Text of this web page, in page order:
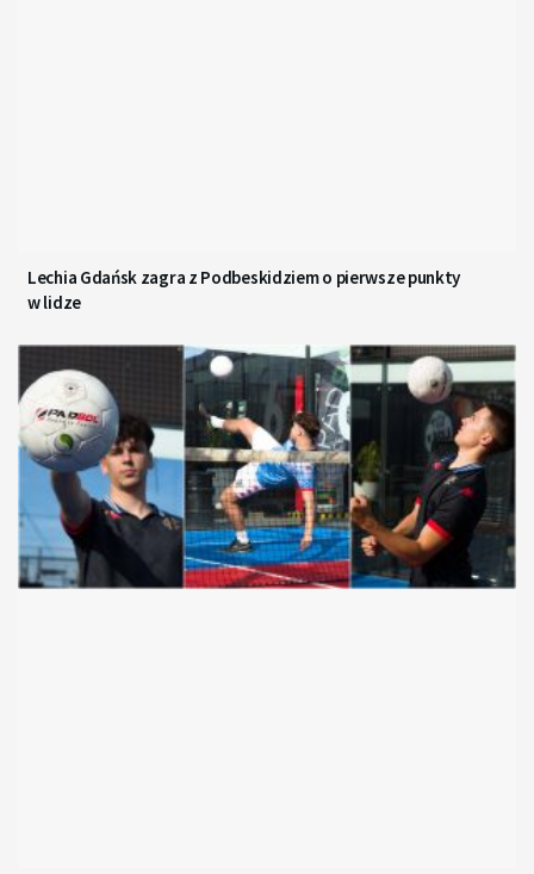
Lechia Gdańsk zagra z Podbeskidziem o pierwsze punkty
w lidze